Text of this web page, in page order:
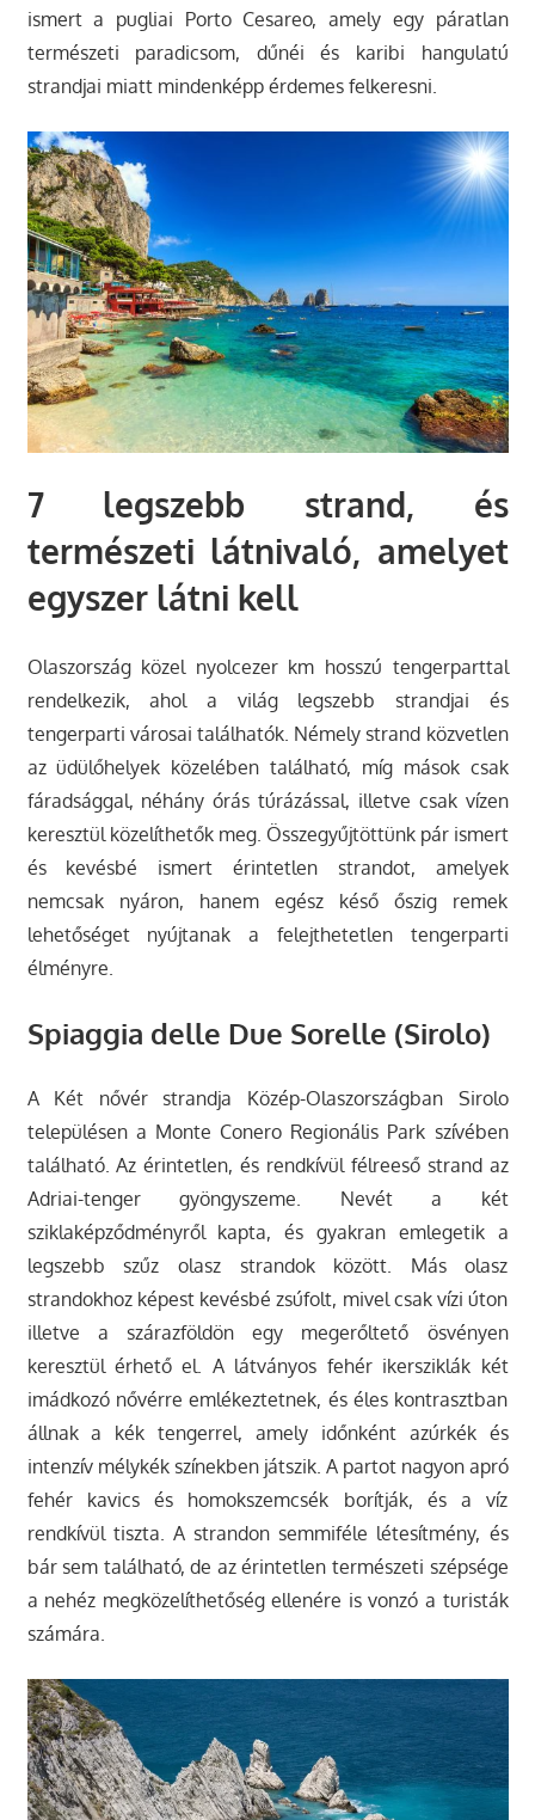
ismert a pugliai Porto Cesareo, amely egy páratlan
természeti paradicsom, dűnéi és karibi hangulatú
strandjai miatt mindenképp érdemes felkeresni.
7 legszebb strand, és
természeti látnivaló, amelyet
egyszer látni kell
Olaszország közel nyolcezer km hosszú tengerparttal
rendelkezik, ahol a világ legszebb strandjai és
tengerparti városai találhatók. Némely strand közvetlen
az üdülőhelyek közelében található, míg mások csak
fáradsággal, néhány órás túrázással, illetve csak vízen
keresztül közelíthetők meg. Összegyűjtöttünk pár ismert
és kevésbé ismert érintetlen strandot, amelyek
nemcsak nyáron, hanem egész késő őszig remek
lehetőséget nyújtanak a felejthetetlen tengerparti
élményre.
Spiaggia delle Due Sorelle (Sirolo)
A Két nővér strandja Közép-Olaszországban Sirolo
településen a Monte Conero Regionális Park szívében
található. Az érintetlen, és rendkívül félreeső strand az
Adriai-tenger gyöngyszeme. Nevét a két
sziklaképződményről kapta, és gyakran emlegetik a
legszebb szűz olasz strandok között. Más olasz
strandokhoz képest kevésbé zsúfolt, mivel csak vízi úton
illetve a szárazföldön egy megerőltető ösvényen
keresztül érhető el. A látványos fehér ikersziklák két
imádkozó nővérre emlékeztetnek, és éles kontrasztban
állnak a kék tengerrel, amely időnként azúrkék és
intenzív mélykék színekben játszik. A partot nagyon apró
fehér kavics és homokszemcsék borítják, és a víz
rendkívül tiszta. A strandon semmiféle létesítmény, és
bár sem található, de az érintetlen természeti szépsége
a nehéz megközelíthetőség ellenére is vonzó a turisták
számára.